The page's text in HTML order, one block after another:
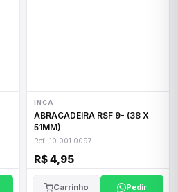
INCA
ABRACADEIRA RSF 9- (38 X
51MM)
Ref: 10.001.0097
R$ 4,95
Carrinho Pedir